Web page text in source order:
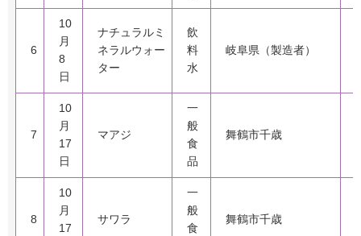
6
10
月
8
日
ナチュラルミ
ネラルウォー
ター
飲
料
水
岐阜県（製造者）
7
10
月
17
日
マアジ
一
般
食
品
舞鶴市千歳
8
10
月
17
サワラ
一
般
食
舞鶴市千歳